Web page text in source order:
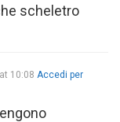
scheletro
10:08 Accedi per